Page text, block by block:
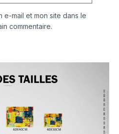
e-mail et mon site dans le
commentaire.